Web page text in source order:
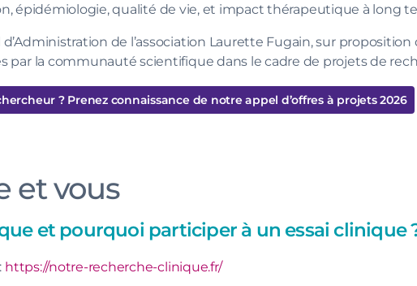
épidémiologie, qualité de vie, et impact thérapeutique à long
de l’association Laurette Fugain, sur
par la communauté scientifique dans le cadre de projets de
? Prenez connaissance de notre appel d’offres à projets 2026
et vous
et pourquoi participer à un essai clinique
https://notre-recherche-clinique.fr/